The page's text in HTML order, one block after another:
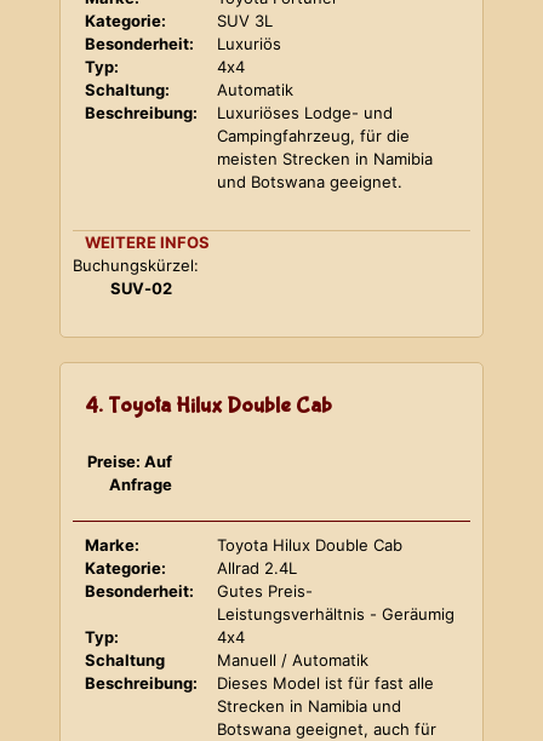
Kategorie:
SUV 3L
Besonderheit:
Luxuriös
Typ:
4x4
Schaltung:
Automatik
Beschreibung:
Luxuriöses Lodge- und
Campingfahrzeug, für die
meisten Strecken in Namibia
und Botswana geeignet.
WEITERE INFOS
Buchungskürzel:
SUV-02
4. Toyota Hilux Double Cab
Preise: Auf
Anfrage
Marke:
Toyota Hilux Double Cab
Kategorie:
Allrad 2.4L
Besonderheit:
Gutes Preis-
Leistungsverhältnis - Geräumig
Typ:
4x4
Schaltung
Manuell / Automatik
Beschreibung:
Dieses Model ist für fast alle
Strecken in Namibia und
Botswana geeignet, auch für